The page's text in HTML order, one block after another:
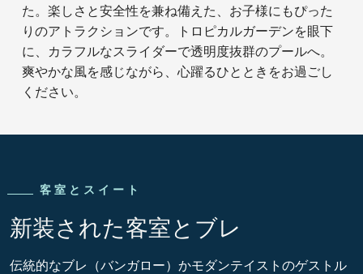
た。楽しさと安全性を兼ね備えた、お子様にもぴった
りのアトラクションです。トロピカルガーデンを眼下
に、カラフルなスライダーで透明度抜群のプールへ。
爽やかな風を感じながら、心躍るひとときをお過ごし
ください。
客室とスイート
新装された客室とブレ
伝統的なブレ（バンガロー）かモダンテイストのゲストル